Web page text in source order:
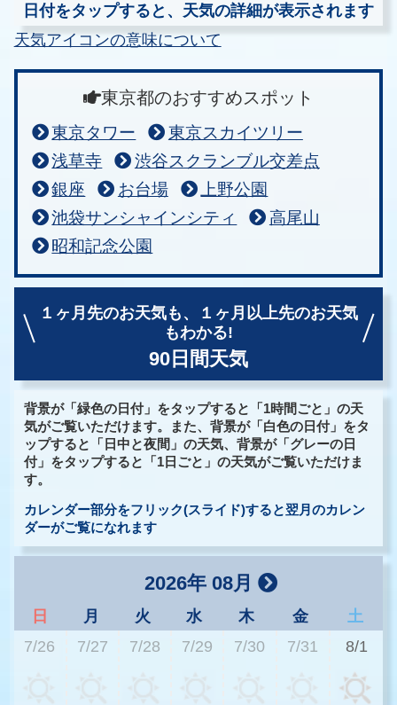
日付をタップすると、天気の詳細が表示されます
天気アイコンの意味について
東京都のおすすめスポット
東京タワー
東京スカイツリー
浅草寺
渋谷スクランブル交差点
銀座
お台場
上野公園
池袋サンシャインシティ
高尾山
昭和記念公園
１ヶ月先のお天気も、
１ヶ月以上先のお天気
もわかる!
90日間天気
背景が「緑色の日付」をタップすると「1時間ごと」の天
気がご覧いただけます。また、背景が「白色の日付」をタ
ップすると「日中と夜間」の天気、背景が「グレーの日
付」をタップすると「1日ごと」の天気がご覧いただけま
す。
カレンダー部分をフリック(スライド)すると翌月のカレン
ダーがご覧になれます
2026年 08月
日 月 火 水 木 金
土
7/26
7/27 7/28 7/29 7/30 7/31 8/1